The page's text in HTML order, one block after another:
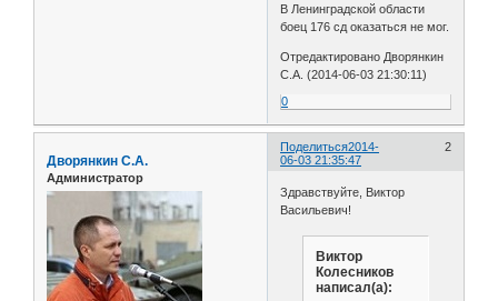
В Ленинградской области
боец 176 сд оказаться не мог.
Отредактировано Дворянкин
С.А. (2014-06-03 21:30:11)
0
Поделиться 2
2014-
06-03 21:35:47
Дворянкин С.А.
Администратор
Здравствуйте, Виктор
Васильевич!
Виктор
Колесников
написал(а):